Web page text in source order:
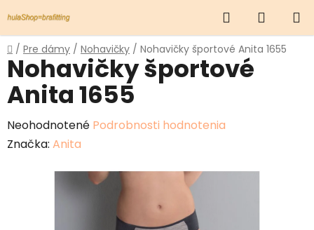
na
obsah
Hľadať
KOŠÍK
Domov
/ Pre dámy / Nohavičky / Nohavičky športové Anita 1655
Nohavičky športové
Anita 1655
Priemerné
hodnotenie
Neohodnotené Podrobnosti hodnotenia
Značka: Anita